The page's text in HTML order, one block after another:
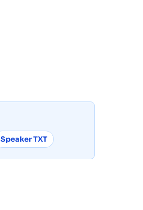
Speaker TXT